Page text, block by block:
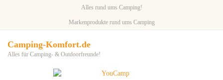
Alles rund ums Camping!
Markenprodukte rund ums Camping
Camping-Komfort.de
Alles für Camping- & Outdoorfreunde!